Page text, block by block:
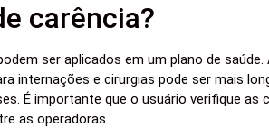
carência?
ser aplicados em um plano de
internações e cirurgias pode ser mais
É importante que o usuário verifique as
as operadoras.